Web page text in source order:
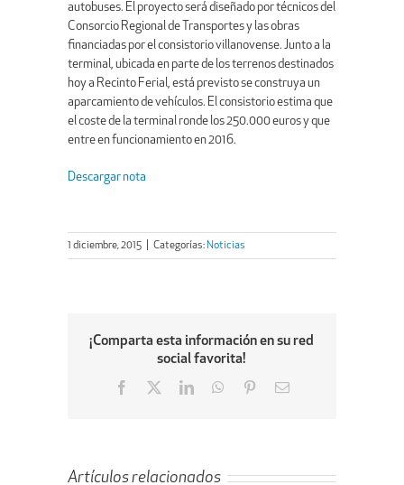
autobuses. El proyecto será diseñado por técnicos del
Consorcio Regional de Transportes y las obras
financiadas por el consistorio villanovense. Junto a la
terminal, ubicada en parte de los terrenos destinados
hoy a Recinto Ferial, está previsto se construya un
aparcamiento de vehículos. El consistorio estima que
el coste de la terminal ronde los 250.000 euros y que
entre en funcionamiento en 2016.
Descargar nota
1 diciembre, 2015 Categorías: Noticias
¡Comparta esta información en su red
social favorita!
Facebook
LinkedInWhatsApp
PinterestEmail
Artículos relacionados